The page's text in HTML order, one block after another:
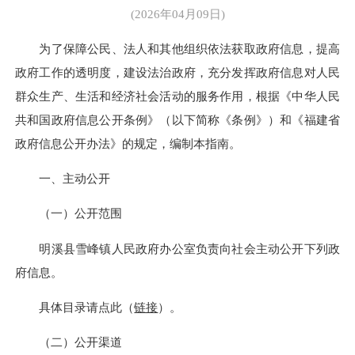
(2026年04月09日)
为了保障公民、法人和其他组织依法获取政府信息，提高
政府工作的透明度，建设法治政府，充分发挥政府信息对人民
群众生产、生活和经济社会活动的服务作用，根据《中华人民
共和国政府信息公开条例》（以下简称《条例》）和《福建省
政府信息公开办法》的规定，编制本指南。
一、主动公开
（一）公开范围
明溪县雪峰镇人民政府办公室负责向社会主动公开下列政
府信息。
具体目录请点此（链接）。
（二）公开渠道